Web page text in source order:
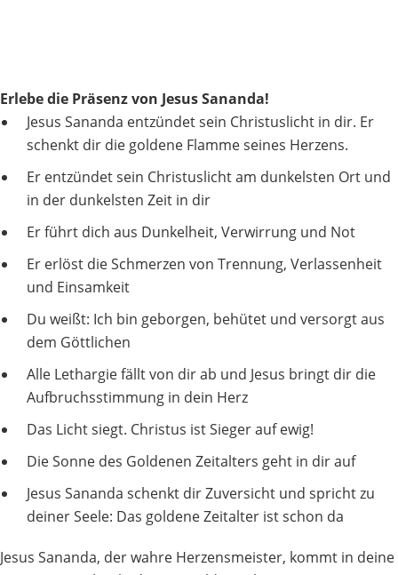
Erlebe die Präsenz von Jesus Sananda!
Jesus Sananda entzündet sein Christuslicht in dir. Er
schenkt dir die goldene Flamme seines Herzens.
Er entzündet sein Christuslicht am dunkelsten Ort und
in der dunkelsten Zeit in dir
Er führt dich aus Dunkelheit, Verwirrung und Not
Er erlöst die Schmerzen von Trennung, Verlassenheit
und Einsamkeit
Du weißt: Ich bin geborgen, behütet und versorgt aus
dem Göttlichen
Alle Lethargie fällt von dir ab und Jesus bringt dir die
Aufbruchsstimmung in dein Herz
Das Licht siegt. Christus ist Sieger auf ewig!
Die Sonne des Goldenen Zeitalters geht in dir auf
Jesus Sananda schenkt dir Zuversicht und spricht zu
deiner Seele: Das goldene Zeitalter ist schon da
Jesus Sananda, der wahre Herzensmeister, kommt in deine